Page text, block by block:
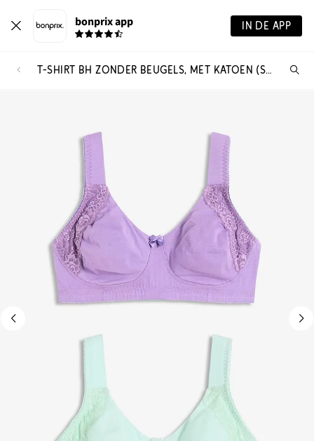
bonprix app IN DE APP
T-SHIRT BH ZONDER BEUGELS, MET KATOEN (SET VAN 2)